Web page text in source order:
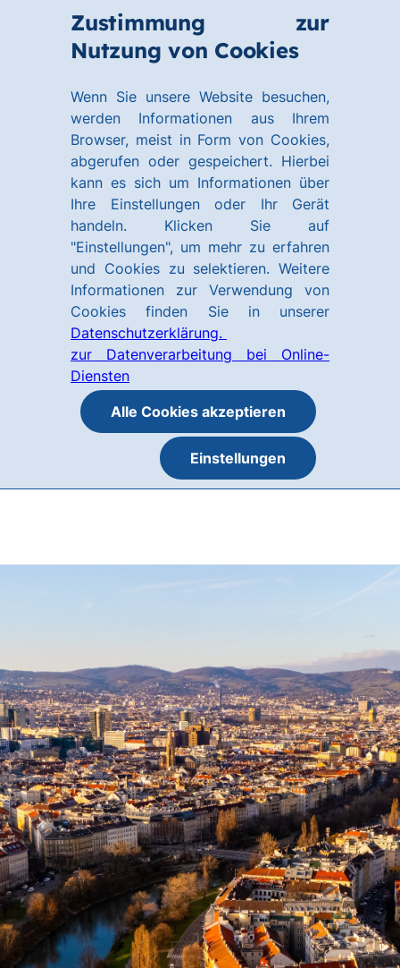
Zustimmung zur
Nutzung von Cookies
Wenn Sie unsere Website besuchen,
werden Informationen aus Ihrem
Browser, meist in Form von Cookies,
abgerufen oder gespeichert. Hierbei
kann es sich um Informationen über
Ihre Einstellungen oder Ihr Gerät
handeln. Klicken Sie auf
"Einstellungen", um mehr zu erfahren
und Cookies zu selektieren. Weitere
Informationen zur Verwendung von
Cookies finden Sie in unserer
Datenschutzerklärung.
zur Datenverarbeitung bei Online-
Diensten
Alle Cookies akzeptieren
Einstellungen
Hauptinhalt